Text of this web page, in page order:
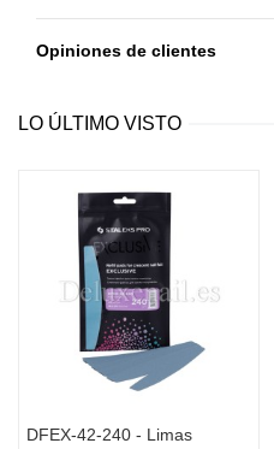
Opiniones de clientes
LO ÚLTIMO VISTO
DFEX-42-240 - Limas